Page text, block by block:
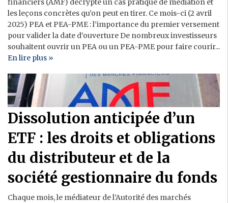
financiers (AMF) décrypte un cas pratique de médiation et
les leçons concrètes qu’on peut en tirer. Ce mois-ci (2 avril
2025) PEA et PEA-PME : l’importance du premier versement
pour valider la date d’ouverture De nombreux investisseurs
souhaitent ouvrir un PEA ou un PEA-PME pour faire courir...
En lire plus »
Dissolution anticipée d’un
ETF : les droits et obligations
du distributeur et de la
société gestionnaire du fonds
Chaque mois, le médiateur de l’Autorité des marchés